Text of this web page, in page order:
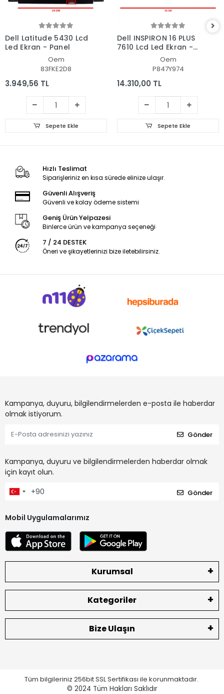
Dell Latitude 5430 Lcd
Led Ekran - Panel
Oem
83FKE2D8
3.949,56 TL
Sepete Ekle
Dell INSPIRON 16 PLUS
7610 Lcd Led Ekran -
Oem
P847Y974
14.310,00 TL
Sepete Ekle
Hızlı Teslimat
Siparişleriniz en kısa sürede elinize ulaşır.
Güvenli Alışveriş
Güvenli ve kolay ödeme sistemi
Geniş Ürün Yelpazesi
Binlerce ürün ve kampanya seçeneği
7 / 24 DESTEK
Öneri ve şikayetlerinizi bize iletebilirsiniz.
Kampanya, duyuru, bilgilendirmelerden e-posta ile haberdar
olmak istiyorum.
Gönder
Kampanya, duyuru ve bilgilendirmelerden haberdar olmak
için kayıt olun.
Gönder
Mobil Uygulamalarımız
Kurumsal
Kategoriler
Bize Ulaşın
Tüm bilgileriniz 256bit SSL Sertifikası ile korunmaktadır.
© 2024 Tüm Hakları Saklıdır